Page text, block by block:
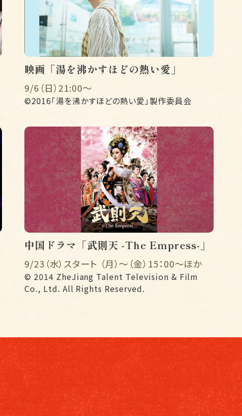
映画「湯を沸かすほどの熱い愛」
9/6（日）21:00〜
©2016「湯を沸かすほどの熱い愛」製作委員会
中国ドラマ「武則天 -The Empress-」
9/23（水）スタート （月）〜（金）15：00〜ほか
© 2014 ZheJiang Talent Television & Film
Co., Ltd. All Rights Reserved.